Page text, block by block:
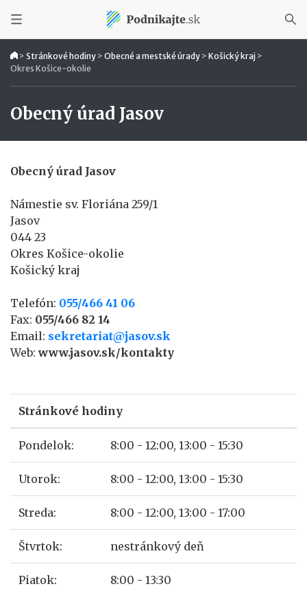
> Stránkové hodiny > Obecné a mestské úrady > Košický kraj >
Okres Košice-okolie
Obecný úrad Jasov
Obecný úrad Jasov
Námestie sv. Floriána 259/1
Jasov
044 23
Okres Košice-okolie
Košický kraj
Telefón: 055/466 41 06
Fax: 055/466 82 14
Email: sekretariat@jasov.sk
Web:www.jasov.sk/kontakty
Stránkové hodiny
Pondelok: 8:00 - 12:00, 13:00 - 15:30
Utorok: 8:00 - 12:00, 13:00 - 15:30
Streda: 8:00 - 12:00, 13:00 - 17:00
Štvrtok: nestránkový deň
Piatok: 8:00 - 13:30